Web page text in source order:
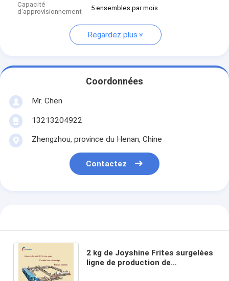
Capacité
d'approvisionnement
5 ensembles par mois
Regardez plus
Coordonnées
Mr. Chen
13213204922
Zhengzhou, province du Henan, Chine
Contactez
2 kg de Joyshine Frites surgelées
ligne de production de